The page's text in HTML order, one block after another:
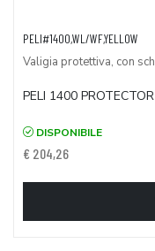
PELI#1400,WL/WF,YELLOW
Valigia protettiva, con
PELI 1400
DISPONIBILE
€ 204,26